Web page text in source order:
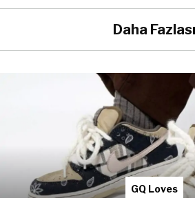
Daha Fazlası
GQ Loves